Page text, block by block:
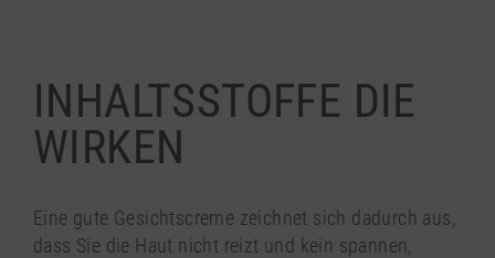
INHALTSSTOFFE DIE
WIRKEN
Eine gute Gesichtscreme zeichnet sich dadurch aus,
dass Sie die Haut nicht reizt und kein spannen,